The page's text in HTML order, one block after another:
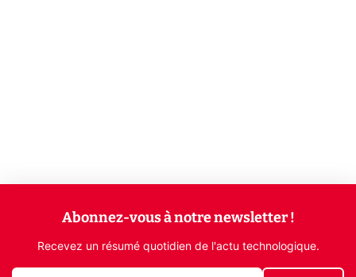
Abonnez-vous à notre newsletter !
Recevez un résumé quotidien de l'actu technologique.